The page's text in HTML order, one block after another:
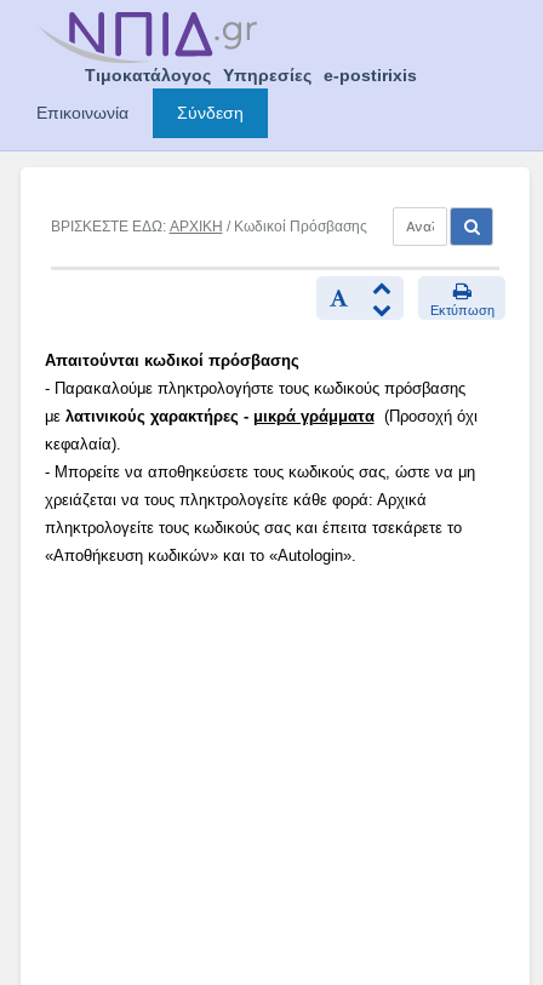
Τιμοκατάλογος Υπηρεσίες
e-postirixis
Επικοινωνία
Σύνδεση
ΒΡΙΣΚΕΣΤΕ ΕΔΩ: ΑΡΧΙΚΗ / Κωδικοί Πρόσβασης
Εκτύπωση
Απαιτούνται κωδικοί πρόσβασης
- Παρακαλούμε πληκτρολογήστε τους κωδικούς πρόσβασης
με λατινικούς χαρακτήρες - μικρά γράμματα(Προσοχή όχι
κεφαλαία).
- Μπορείτε να αποθηκεύσετε τους κωδικούς σας, ώστε να μη
χρειάζεται να τους πληκτρολογείτε κάθε φορά: Αρχικά
πληκτρολογείτε τους κωδικούς σας και έπειτα τσεκάρετε το
«Αποθήκευση κωδικών» και το «Autologin».